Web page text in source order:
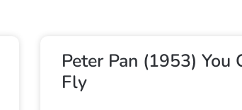
Peter Pan (1953) You
Fly